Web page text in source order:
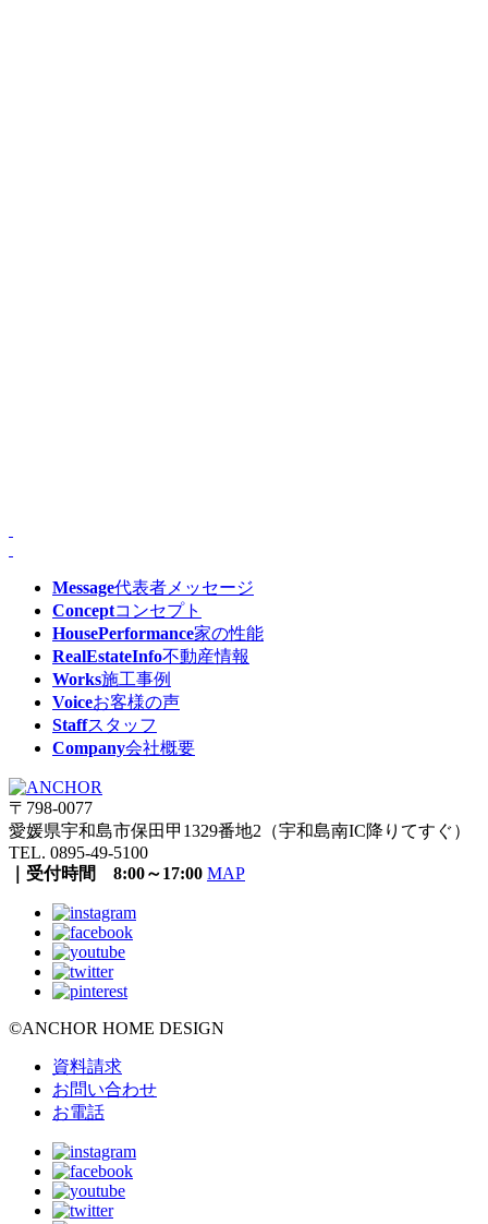
Message代表者メッセージ
Conceptコンセプト
HousePerformance家の性能
RealEstateInfo不動産情報
Works施工事例
Voiceお客様の声
Staffスタッフ
Company会社概要
〒798-0077
愛媛県宇和島市保田甲1329番地2（宇和島南IC降りてすぐ）
TEL. 0895-49-5100
｜受付時間 8:00～17:00 MAP
©ANCHOR HOME DESIGN
資料請求
お問い合わせ
お電話